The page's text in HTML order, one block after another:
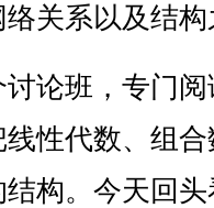
关系以及结
论班，专门
性代数、组
构。今天回